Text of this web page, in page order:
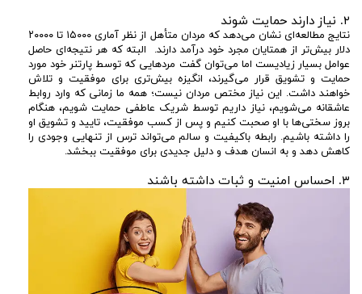
۲. نیاز دارند حمایت شوند
نتایج مطالعه‌ای نشان می‌دهد که مردان متأهل از نظر آماری ۱۵۰۰۰ تا ۲۰۰۰۰
دلار بیش‌تر از همتایان مجرد خود درآمد دارند. البته که هر نتیجه‌‌ای حاصل
عوامل بسیار زیادیست اما می‌توان گفت مردهایی که توسط پارتنر خود مورد
حمایت و تشویق قرار می‌گیرند، انگیزه بیش‌تری برای موفقیت و تلاش
خواهند داشت. این نیاز مختص مردان نیست؛ همه ما زمانی که وارد روابط
عاشقانه می‌شویم، نیاز داریم توسط شریک عاطفی حمایت شویم، هنگام
بروز سختی‌ها با او صحبت کنیم و پس از کسب موفقیت، تایید و تشویق او
را داشته باشیم. رابطه باکیفیت و سالم می‌تواند ترس از تنهایی وجودی را
کاهش دهد و به انسان هدف و دلیل جدیدی برای موفقیت ببخشد.
۳. احساس امنیت و ثبات داشته باشند